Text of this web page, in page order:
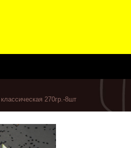
270гр.-8шт